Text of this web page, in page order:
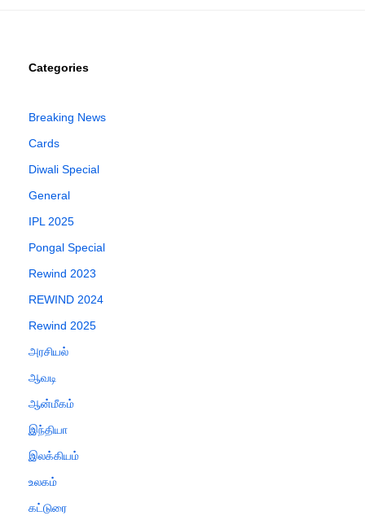
Categories
Breaking News
Cards
Diwali Special
General
IPL 2025
Pongal Special
Rewind 2023
REWIND 2024
Rewind 2025
அரசியல்
ஆவடி
ஆன்மீகம்
இந்தியா
இலக்கியம்
உலகம்
கட்டுரை